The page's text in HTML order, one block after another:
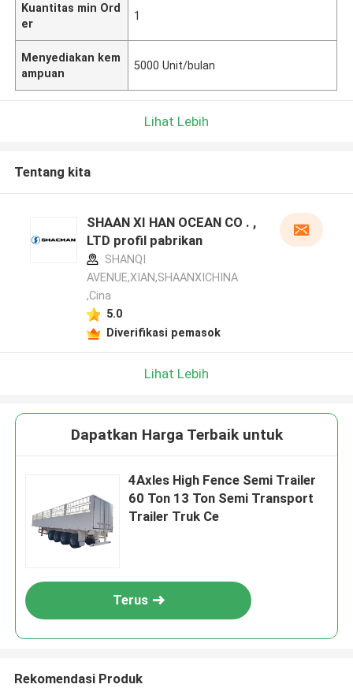
Kuantitas min Ord
er
1
Menyediakan kem
ampuan
5000 Unit/bulan
Lihat Lebih
Tentang kita
SHAAN XI HAN OCEAN CO . ,
LTD profil pabrikan
SHANQI
AVENUE,XIAN,SHAANXICHINA
,Cina
5.0
Diverifikasi pemasok
Lihat Lebih
Dapatkan Harga Terbaik untuk
4Axles High Fence Semi Trailer
60 Ton 13 Ton Semi Transport
Trailer Truk Ce
Terus
Rekomendasi Produk